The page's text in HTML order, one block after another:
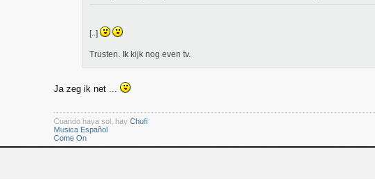
[..]
Trusten. Ik kijk nog even tv.
Ja zeg ik net ...
Cuando haya sol, hay Chufi
Musica Español
Come On